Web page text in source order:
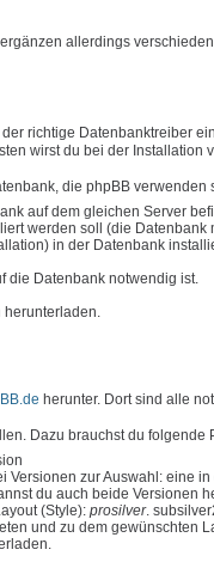
allerdings
richtige Datenbanktreiber
wirst du bei der
die phpBB
auf dem gleichen Server
werden soll (die
in der Datenbank
die Datenbank notwendig ist.
herunterladen.
herunter. Dort sind alle
Dazu brauchst du folgende
zur Auswahl: eine
du auch beide Versionen
(Style): prosilver.
und zu dem gewünschten